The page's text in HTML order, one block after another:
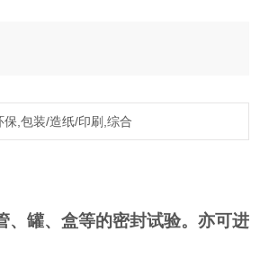
保,包装/造纸/印刷,综合
、罐、盒等的密封试验。亦可进